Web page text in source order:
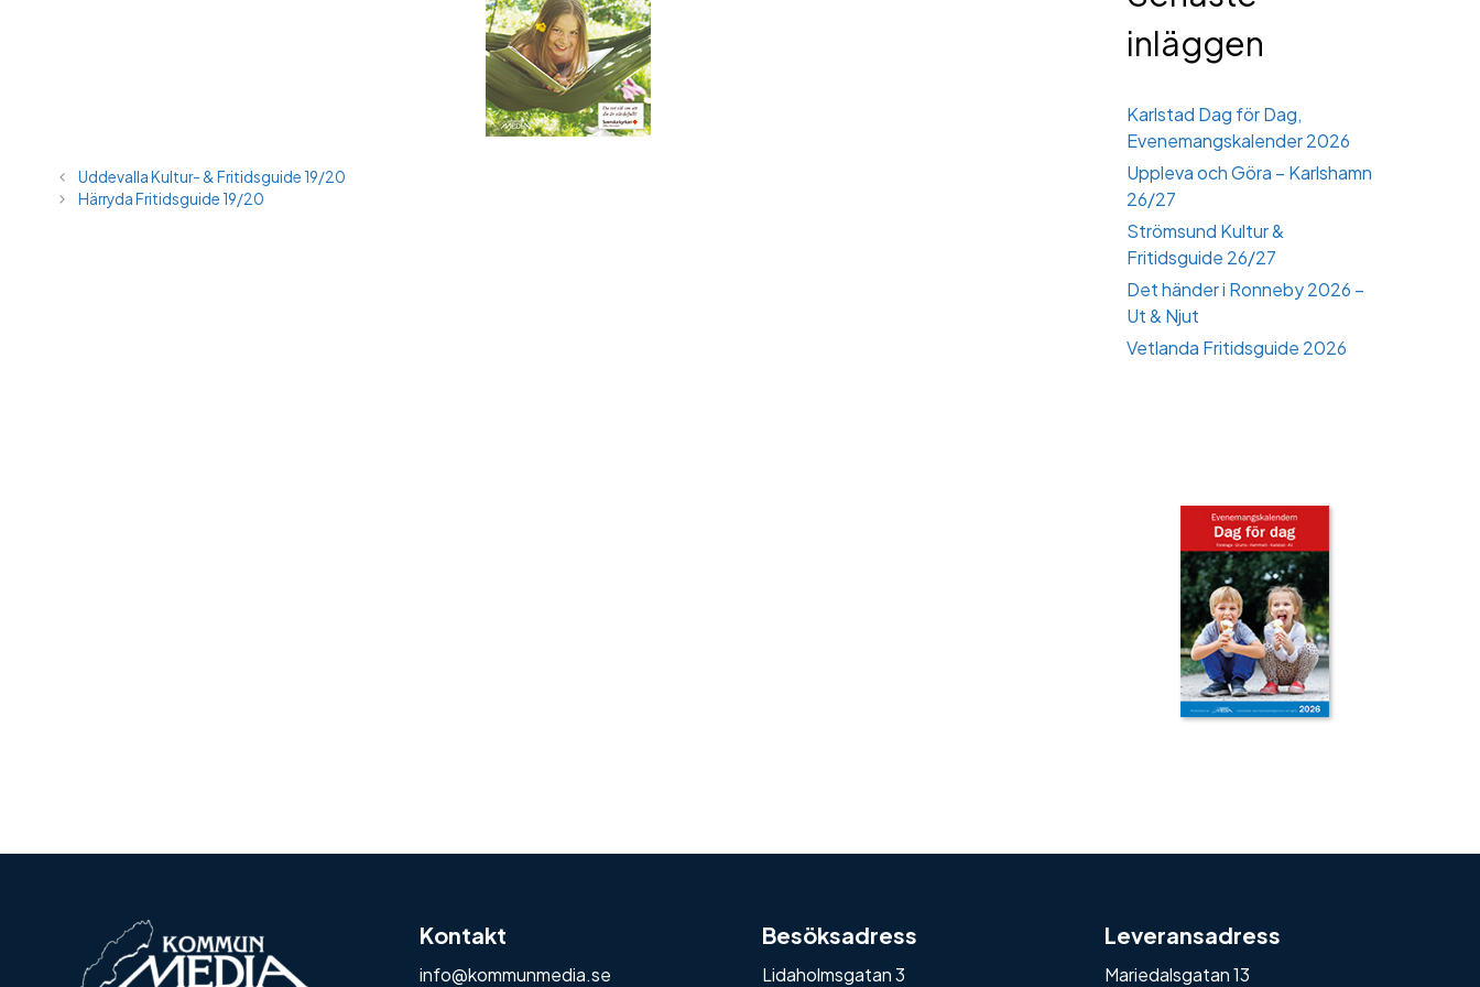
Uddevalla Kultur- & Fritidsguide 19/20
Härryda Fritidsguide 19/20
inläggen
Karlstad Dag för Dag,
Evenemangskalender 2026
Uppleva och Göra – Karlshamn
26/27
Strömsund Kultur &
Fritidsguide 26/27
Det händer i Ronneby 2026 –
Ut & Njut
Vetlanda Fritidsguide 2026
Kontakt
info@kommunmedia.se
Besöksadress
Lidaholmsgatan 3
Leveransadress
Mariedalsgatan 13